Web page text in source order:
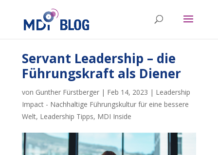
Servant Leadership – die
Führungskraft als Diener
von Gunther Fürstberger| Feb 14, 2023 | Leadership
Impact - Nachhaltige Führungskultur für eine bessere
Welt, Leadership Tipps, MDI Inside